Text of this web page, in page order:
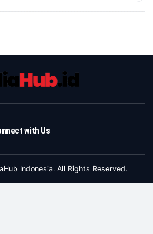
with Us
Indonesia. All Rights Reserved.